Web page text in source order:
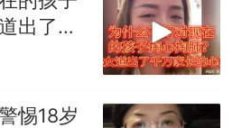
个在床头放菜刀的女孩，
师一句“跟我回家”改写了
出了千
惕18岁